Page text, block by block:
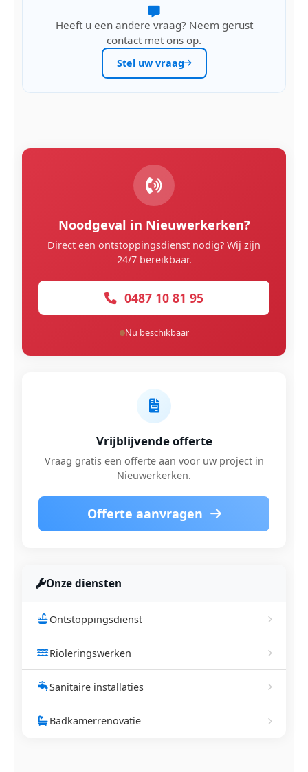
Heeft u een andere vraag? Neem gerust
contact met ons op.
Stel uw vraag
Noodgeval in Nieuwerkerken?
Direct een ontstoppingsdienst nodig? Wij zijn
24/7 bereikbaar.
0487 10 81 95
Nu beschikbaar
Vrijblijvende offerte
Vraag gratis een offerte aan voor uw project in
Nieuwerkerken.
Offerte aanvragen
Onze diensten
Ontstoppingsdienst
Rioleringswerken
Sanitaire installaties
Badkamerrenovatie